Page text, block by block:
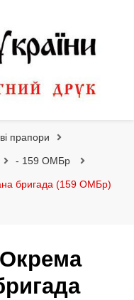
прапори
- 159 ОМБр
бригада (159 ОМБр)